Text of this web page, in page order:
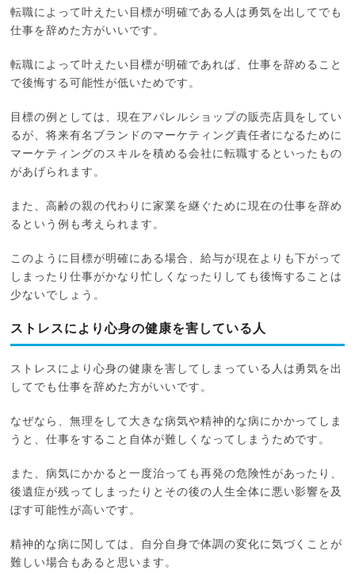
転職によって叶えたい目標が明確である人は勇気を出してでも
仕事を辞めた方がいいです。
転職によって叶えたい目標が明確であれば、仕事を辞めること
で後悔する可能性が低いためです。
目標の例としては、現在アパレルショップの販売店員をしてい
るが、将来有名ブランドのマーケティング責任者になるために
マーケティングのスキルを積める会社に転職するといったもの
があげられます。
また、高齢の親の代わりに家業を継ぐために現在の仕事を辞め
るという例も考えられます。
このように目標が明確にある場合、給与が現在よりも下がって
しまったり仕事がかなり忙しくなったりしても後悔することは
少ないでしょう。
ストレスにより心身の健康を害している人
ストレスにより心身の健康を害してしまっている人は勇気を出
してでも仕事を辞めた方がいいです。
なぜなら、無理をして大きな病気や精神的な病にかかってしま
うと、仕事をすること自体が難しくなってしまうためです。
また、病気にかかると一度治っても再発の危険性があったり、
後遺症が残ってしまったりとその後の人生全体に悪い影響を及
ぼす可能性が高いです。
精神的な病に関しては、自分自身で体調の変化に気づくことが
難しい場合もあると思います。